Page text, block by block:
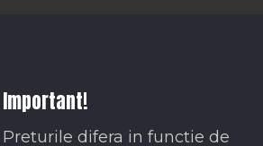
Important!
Preturile difera in functie de